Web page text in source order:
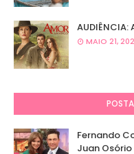
MAIO 21,
Fernando
Juan